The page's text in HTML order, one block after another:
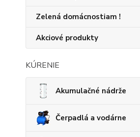
Zelená domácnostiam !
Akciové produkty
KÚRENIE
Akumulačné nádrže
Čerpadlá a vodárne